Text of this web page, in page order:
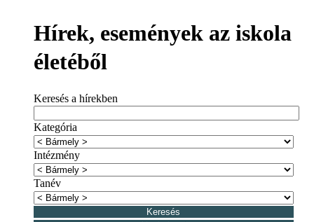
Hírek, események az iskola
életéből
Keresés a hírekben
Kategória
Intézmény
Tanév